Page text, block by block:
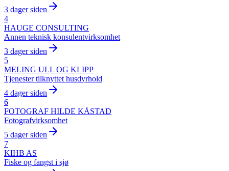
3 dager siden
4
HAUGE CONSULTING
Annen teknisk konsulentvirksomhet
3 dager siden
5
MELING ULL OG KLIPP
Tjenester tilknyttet husdyrhold
4 dager siden
6
FOTOGRAF HILDE KÅSTAD
Fotografvirksomhet
5 dager siden
7
KIHB AS
Fiske og fangst i sjø